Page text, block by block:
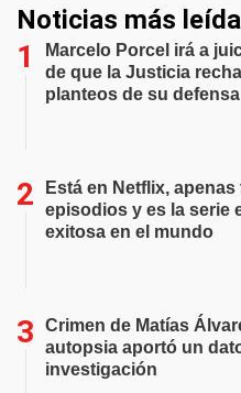
Noticias más
Marcelo Porcel irá a
de que la Justicia
planteos de su defensa
Está en Netflix, apenas
episodios y es la serie
exitosa en el mundo
Crimen de Matías
autopsia aportó un
investigación